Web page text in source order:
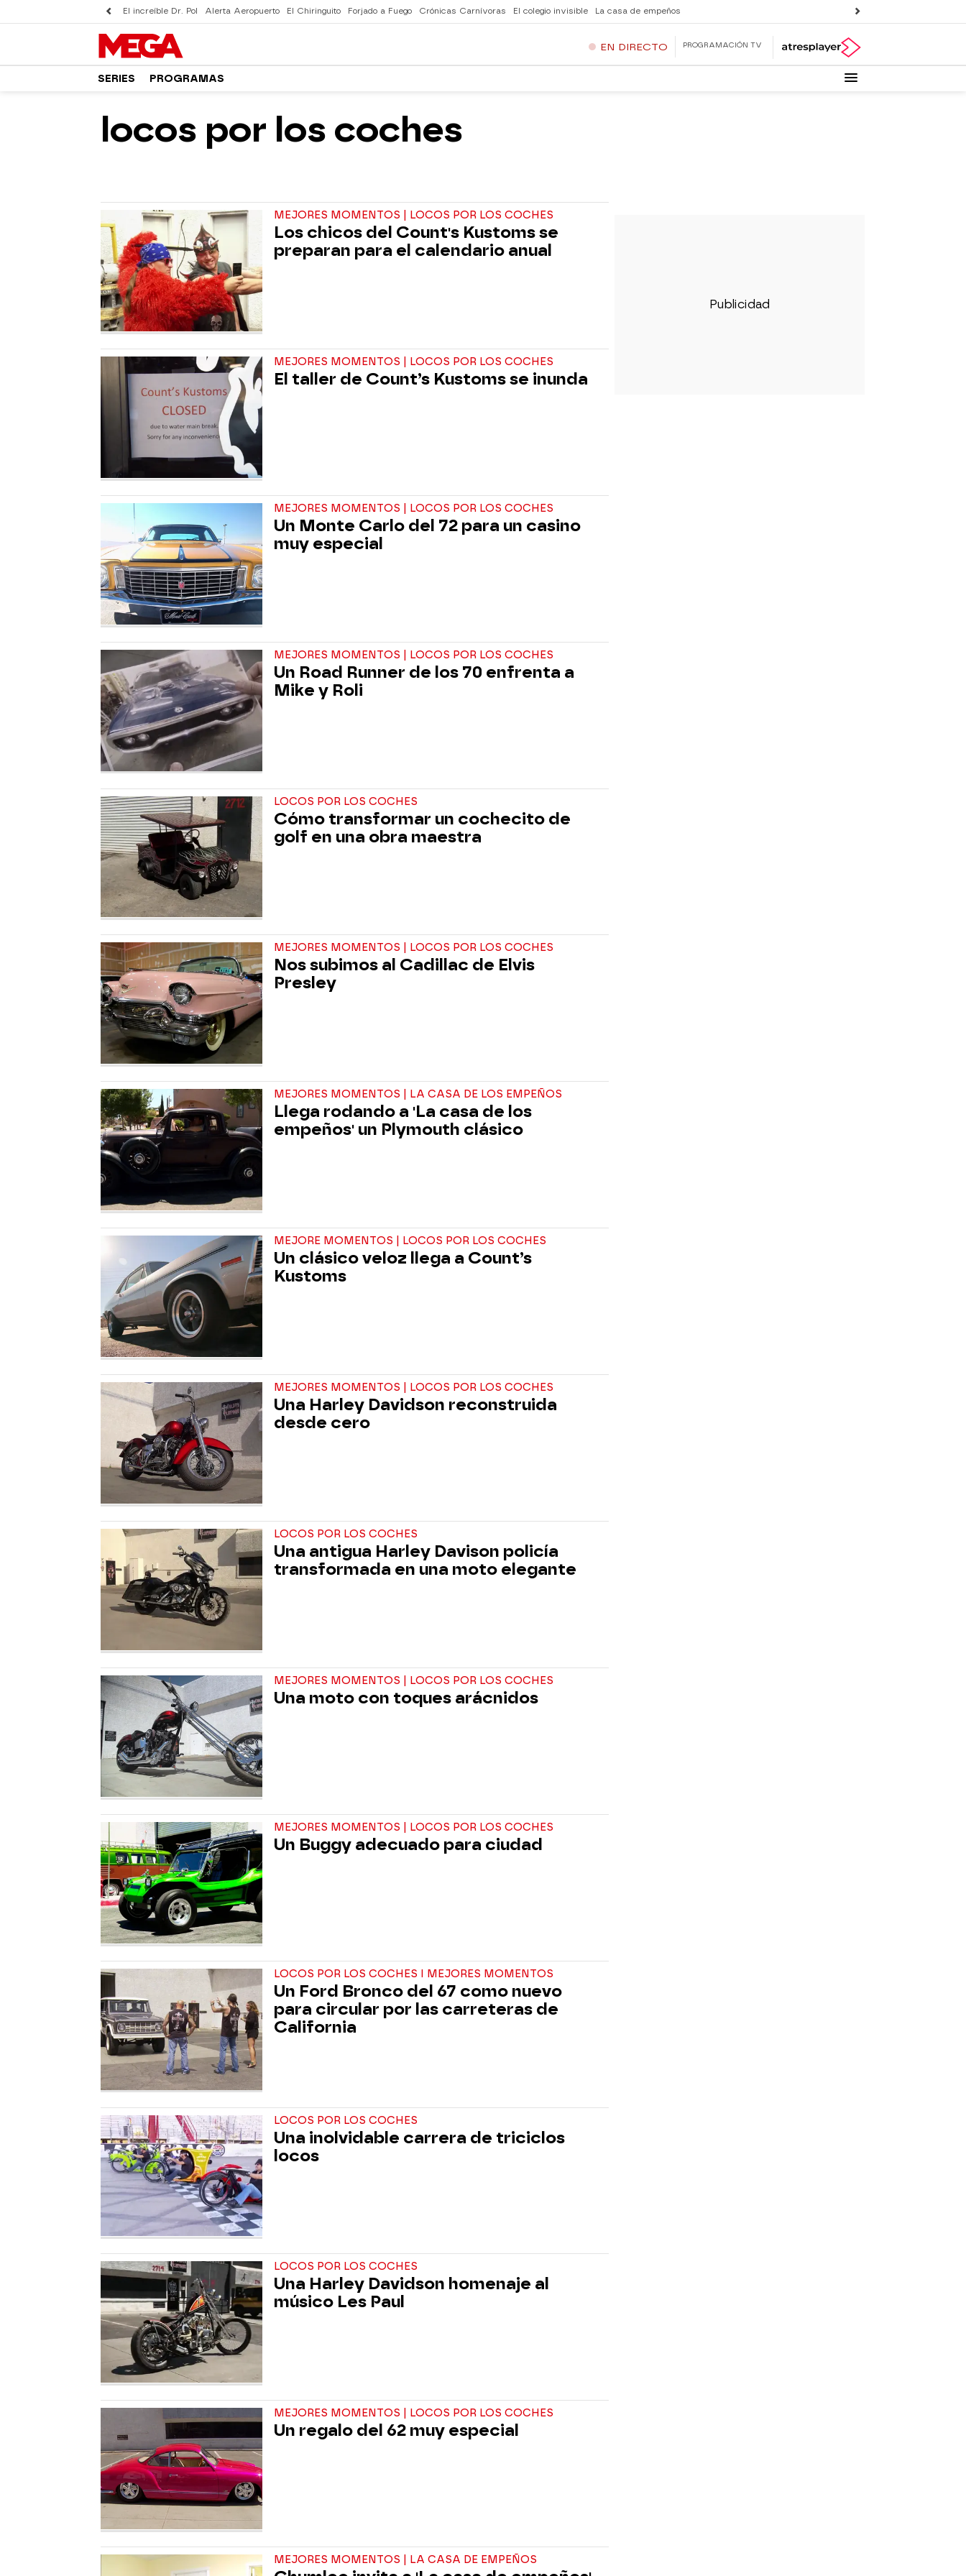
El increíble Dr. Pol Alerta Aeropuerto El Chiringuito Forjado a Fuego Crónicas Carnívoras El colegio invisible La casa de empeños
EN DIRECTO PROGRAMACIÓN TV
SERIES PROGRAMAS
locos por los coches
MEJORES MOMENTOS | LOCOS POR LOS COCHES
Los chicos del Count's Kustoms se
preparan para el calendario anual
MEJORES MOMENTOS | LOCOS POR LOS COCHES
El taller de Count’s Kustoms se inunda
MEJORES MOMENTOS | LOCOS POR LOS COCHES
Un Monte Carlo del 72 para un casino
muy especial
MEJORES MOMENTOS | LOCOS POR LOS COCHES
Un Road Runner de los 70 enfrenta a
Mike y Roli
LOCOS POR LOS COCHES
Cómo transformar un cochecito de
golf en una obra maestra
MEJORES MOMENTOS | LOCOS POR LOS COCHES
Nos subimos al Cadillac de Elvis
Presley
MEJORES MOMENTOS | LA CASA DE LOS EMPEÑOS
Llega rodando a 'La casa de los
empeños' un Plymouth clásico
MEJORE MOMENTOS | LOCOS POR LOS COCHES
Un clásico veloz llega a Count’s
Kustoms
MEJORES MOMENTOS | LOCOS POR LOS COCHES
Una Harley Davidson reconstruida
desde cero
LOCOS POR LOS COCHES
Una antigua Harley Davison policía
transformada en una moto elegante
MEJORES MOMENTOS | LOCOS POR LOS COCHES
Una moto con toques arácnidos
MEJORES MOMENTOS | LOCOS POR LOS COCHES
Un Buggy adecuado para ciudad
LOCOS POR LOS COCHES I MEJORES MOMENTOS
Un Ford Bronco del 67 como nuevo
para circular por las carreteras de
California
LOCOS POR LOS COCHES
Una inolvidable carrera de triciclos
locos
LOCOS POR LOS COCHES
Una Harley Davidson homenaje al
músico Les Paul
MEJORES MOMENTOS | LOCOS POR LOS COCHES
Un regalo del 62 muy especial
MEJORES MOMENTOS | LA CASA DE EMPEÑOS